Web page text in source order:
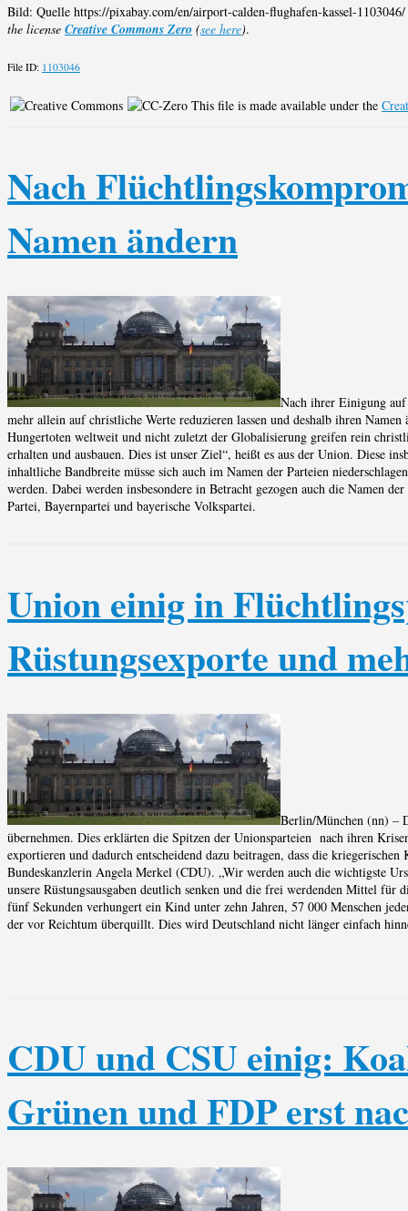
Bild: Quelle https://pixabay.com/en/airport-calden-flughafen-kassel-
the license Creative Commons Zero (see here).
File ID: 1103046
This file is made available under the
Nach
Namen ändern
Nach ihrer Einigung
mehr allein auf christliche Werte reduzieren lassen und deshalb ihren
Hungertoten weltweit und nicht zuletzt der Globalisierung greifen rein
erhalten und ausbauen. Dies ist unser Ziel“, heißt es aus der Union. Diese
inhaltliche Bandbreite müsse sich auch im Namen der Parteien
werden. Dabei werden insbesondere in Betracht gezogen auch die Namen
Partei, Bayernpartei und bayerische Volkspartei.
Union einig in
Rüstungsexporte und
Berlin/München (nn) –
übernehmen. Dies erklärten die Spitzen der Unionsparteien nach ihren
exportieren und dadurch entscheidend dazu beitragen, dass die
Bundeskanzlerin Angela Merkel (CDU). „Wir werden auch die wichtigste
unsere Rüstungsausgaben deutlich senken und die frei werdenden Mittel
fünf Sekunden verhungert ein Kind unter zehn Jahren, 57 000 Menschen
der vor Reichtum überquillt. Dies wird Deutschland nicht länger einfach
CDU und CSU einig:
Grünen und FDP erst